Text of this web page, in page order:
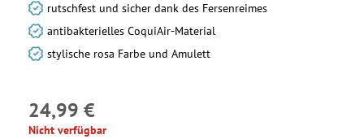
rutschfest und sicher dank des Fersenreimes
antibakterielles CoquiAir-Material
stylische rosa Farbe und Amulett
24,99 €
Nicht verfügbar